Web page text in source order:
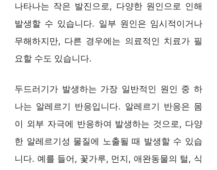
나타나는 작은 발진으로, 다양한 원인으로 인해
발생할 수 있습니다. 일부 원인은 임시적이거나
무해하지만, 다른 경우에는 의료적인 치료가 필
요할 수도 있습니다.
두드러기가 발생하는 가장 일반적인 원인 중 하
나는 알레르기 반응입니다. 알레르기 반응은 몸
이 외부 자극에 반응하여 발생하는 것으로, 다양
한 알레르기성 물질에 노출될 때 발생할 수 있습
니다. 예를 들어, 꽃가루, 먼지, 애완동물의 털, 식